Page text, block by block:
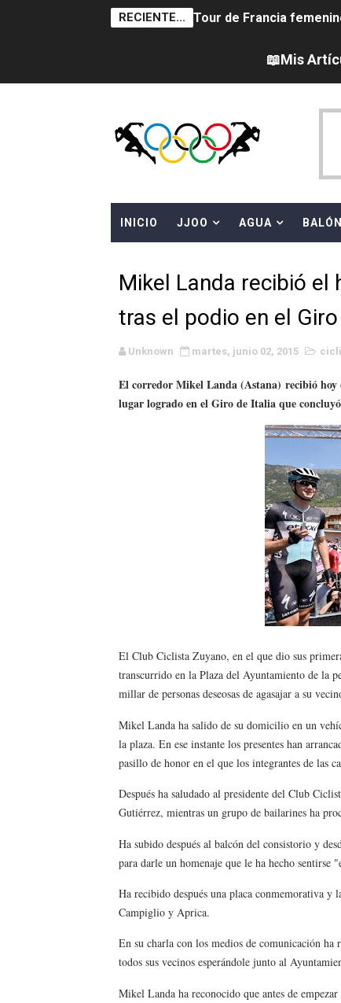
RECIENTE... Tour de Francia
Women's Pro Baseball
Campeonato de Europa
Campeonato de Europa
Campeonato de Europa
Canadá Open 2026
WWE NXT - Myles
Canadian Football
EFA y AFLE 2026 -
Grandes éxitos por fin
Campeonato de
Campeonato de
Mundial de lacrosse
Máxima celebración en
Mundial de esgrima
Raquel Rodriguez es la
Athletes Unlimited
Mundial de piragüismo
Tour de Francia
Mundial de Fórmula 1
Campeonato de Europa
📖Mis
INICIO JJOO AGUA BALÓN
Mikel Landa recibió el
tras el podio en el
Unknown martes, junio 02, 2015
El corredor Mikel Landa (Astana) recibió
lugar logrado en el Giro de Italia que
El Club Ciclista Zuyano, en el que dio sus
transcurrido en la Plaza del Ayuntamiento de la
millar de personas deseosas de agasajar a su
Mikel Landa ha salido de su domicilio en un
la plaza. En ese instante los presentes han
pasillo de honor en el que los integrantes de las
Después ha saludado al presidente del Club
Gutiérrez, mientras un grupo de bailarines ha
Ha subido después al balcón del consistorio y
para darle un homenaje que le ha hecho sentirse
Ha recibido después una placa conmemorativa y
Campiglio y Aprica.
En su charla con los medios de comunicación
todos sus vecinos esperándole junto al
Mikel Landa ha reconocido que antes de